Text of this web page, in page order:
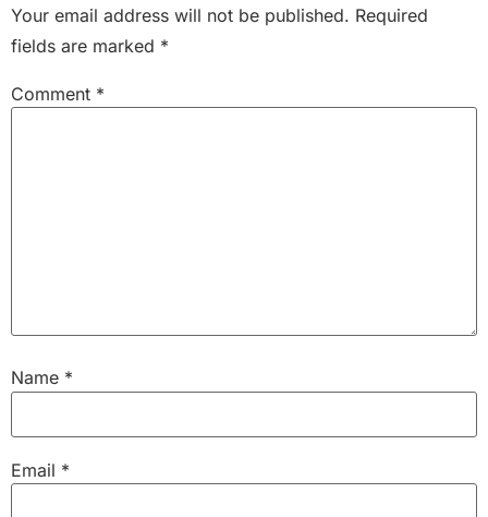
Your email address will not be published. Required
fields are marked *
Comment *
Name *
Email *